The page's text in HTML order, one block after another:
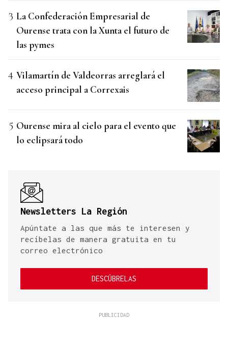
La Confederación Empresarial de
Ourense trata con la Xunta el futuro de
las pymes
Vilamartín de Valdeorras arreglará el
acceso principal a Correxais
Ourense mira al cielo para el evento que
lo eclipsará todo
Newsletters La Región
Apúntate a las que más te interesen y
recíbelas de manera gratuita en tu
correo electrónico
DESCÚBRELAS